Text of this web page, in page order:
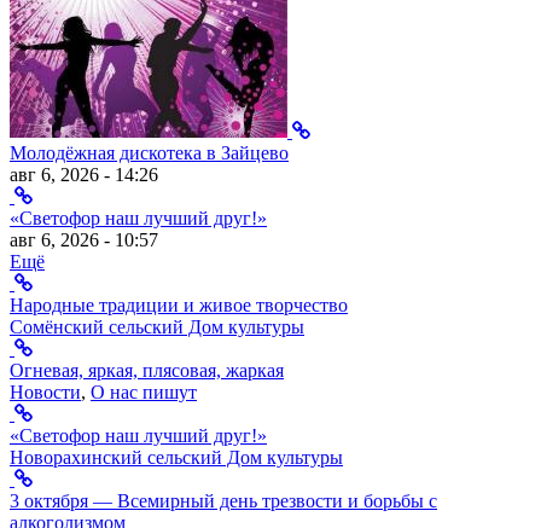
Молодёжная дискотека в Зайцево
авг 6, 2026 - 14:26
«Светофор наш лучший друг!»
авг 6, 2026 - 10:57
Ещё
Народные традиции и живое творчество
Сомёнский сельский Дом культуры
Огневая, яркая, плясовая, жаркая
Новости, О нас пишут
«Светофор наш лучший друг!»
Новорахинский сельский Дом культуры
3 октября — Всемирный день трезвости и борьбы с
алкоголизмом